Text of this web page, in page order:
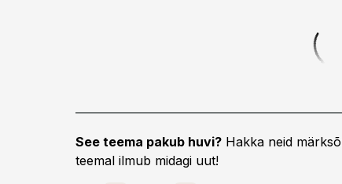
See teema pakub huvi? Hakka neid
teemal ilmub midagi uut!